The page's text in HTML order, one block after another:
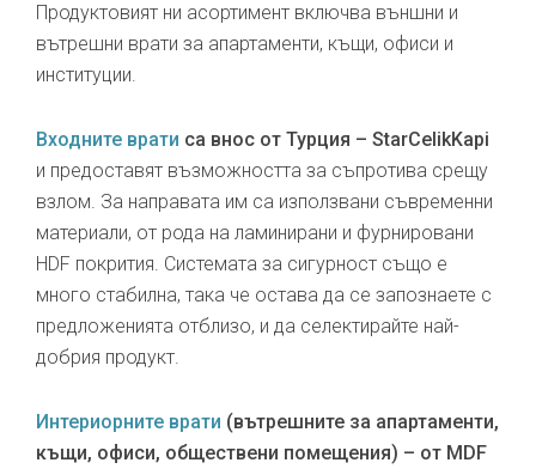
Продуктовият ни асортимент включва външни и
вътрешни врати за апартаменти, къщи, офиси и
институции.
Входните врати са внос от Турция – StarCelikKapi
и предоставят възможността за съпротива срещу
взлом. За направата им са използвани съвременни
материали, от рода на ламинирани и фурнировани
HDF покрития. Системата за сигурност също е
много стабилна, така че остава да се запознаете с
предложенията отблизо, и да селектирайте най-
добрия продукт.
Интериорните врати (вътрешните за апартаменти,
къщи, офиси, обществени помещения) – от MDF